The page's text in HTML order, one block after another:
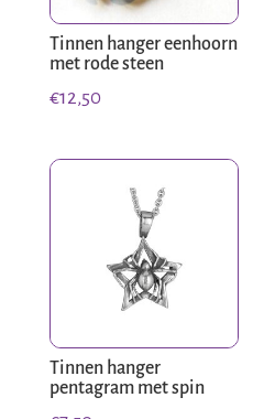
Tinnen hanger eenhoorn
met rode steen
€12,50
Tinnen hanger
pentagram met spin